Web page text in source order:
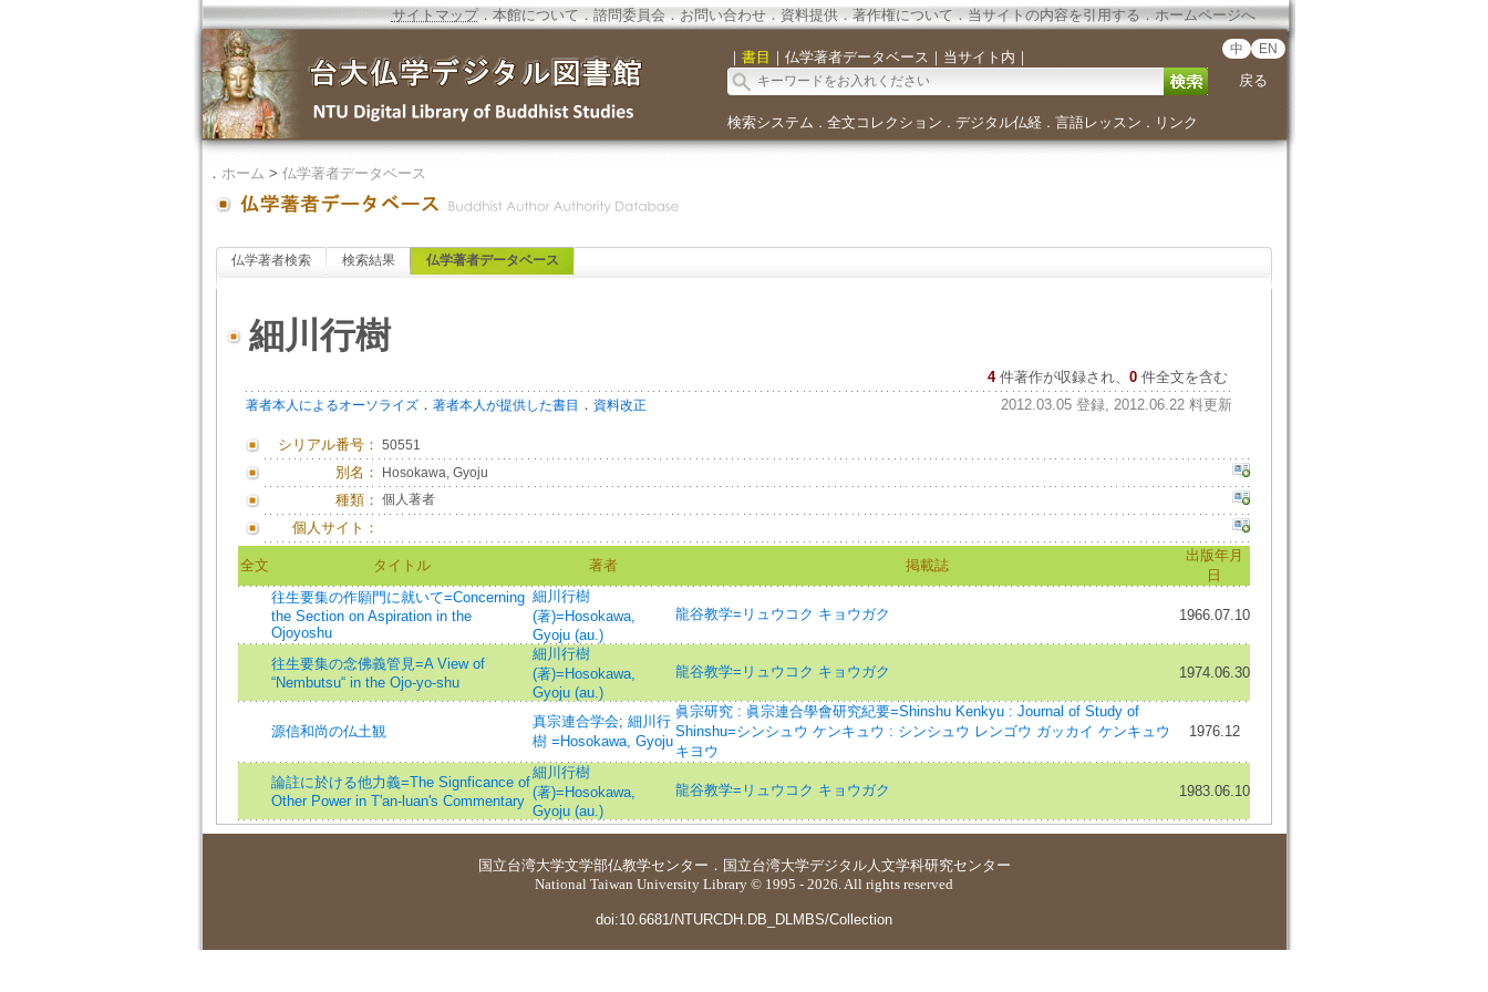
サイトマップ．本館について．諮問委員会． お問い合わせ． 資料提供．著作権について．当サイトの内容を引用する．ホームページへ
｜ 書目 ｜ 仏学著者データベース ｜ 当サイト内 ｜ 中 EN
戻る
検索システム ． 全文コレクション ． デジタル仏経． 言語レッスン ． リンク
． ホーム > 仏学著者データベース
仏学著者検索 検索結果 仏学著者データベース
細川行樹
4 件著作が収録され、 0件全文を含む
著者本人によるオーソライズ． 著者本人が提供した書目 ． 資料改正 2012.03.05 登録, 2012.06.22 料更新
シリアル番号： 50551
別名： Hosokawa, Gyoju
種類： 個人著者
個人サイト：
全文 タイトル 著者 掲載誌
出版年月
日
往生要集の作願門に就いて=Concerning
the Section on Aspiration in the
Ojoyoshu
細川行樹
(著)=Hosokawa,
Gyoju (au.)
龍谷教学=リュウコク キョウガク 1966.07.10
往生要集の念佛義管見=A View of
“Nembutsu“ in the Ojo-yo-shu
細川行樹
(著)=Hosokawa,
Gyoju (au.)
龍谷教学=リュウコク キョウガク 1974.06.30
源信和尚の仏土観
真宗連合学会; 細川行
樹 =Hosokawa, Gyoju
眞宗研究 : 眞宗連合學會研究紀要=Shinshu Kenkyu : Journal of Study of
Shinshu=シンシュウ ケンキュウ : シンシュウ レンゴウ ガッカイ ケンキュウ
キヨウ
1976.12
論註に於ける他力義=The Signficance of
Other Power in T'an-luan's Commentary
細川行樹
(著)=Hosokawa,
Gyoju (au.)
龍谷教学=リュウコク キョウガク 1983.06.10
国立台湾大学文学部仏教学センター ． 国立台湾大学デジタル人文学科研究センター
National Taiwan University Library © 1995 - 2026. All rights reserved
doi:10.6681/NTURCDH.DB_DLMBS/Collection